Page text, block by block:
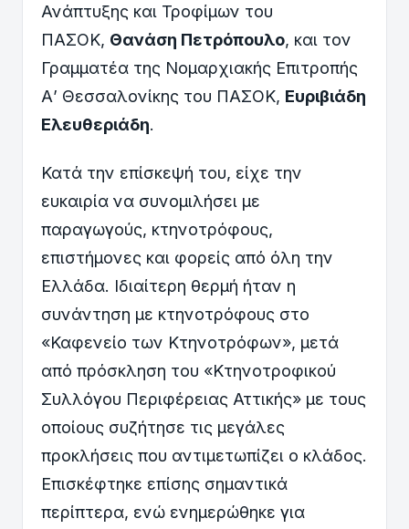
Ανάπτυξης και Τροφίμων του
ΠΑΣΟΚ, Θανάση Πετρόπουλο, και τον
Γραμματέα της Νομαρχιακής Επιτροπής
Α’ Θεσσαλονίκης του ΠΑΣΟΚ, Ευριβιάδη
Ελευθεριάδη.
Κατά την επίσκεψή του, είχε την
ευκαιρία να συνομιλήσει με
παραγωγούς, κτηνοτρόφους,
επιστήμονες και φορείς από όλη την
Ελλάδα. Ιδιαίτερη θερμή ήταν η
συνάντηση με κτηνοτρόφους στο
«Καφενείο των Κτηνοτρόφων», μετά
από πρόσκληση του «Κτηνοτροφικού
Συλλόγου Περιφέρειας Αττικής» με τους
οποίους συζήτησε τις μεγάλες
προκλήσεις που αντιμετωπίζει ο κλάδος.
Επισκέφτηκε επίσης σημαντικά
περίπτερα, ενώ ενημερώθηκε για